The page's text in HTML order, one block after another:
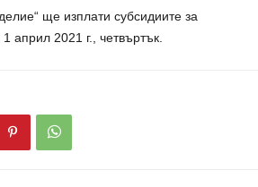
ще изплати субсидиите за
април 2021 г., четвъртък.